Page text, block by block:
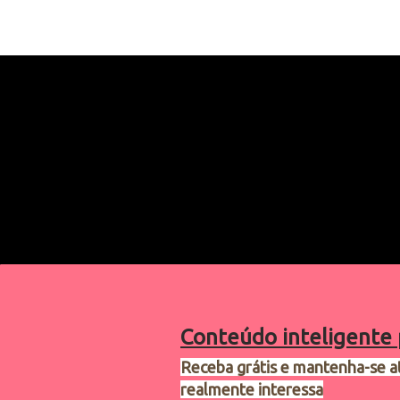
Conteúdo inteligente
Receba grátis e mantenha-se
realmente interessa